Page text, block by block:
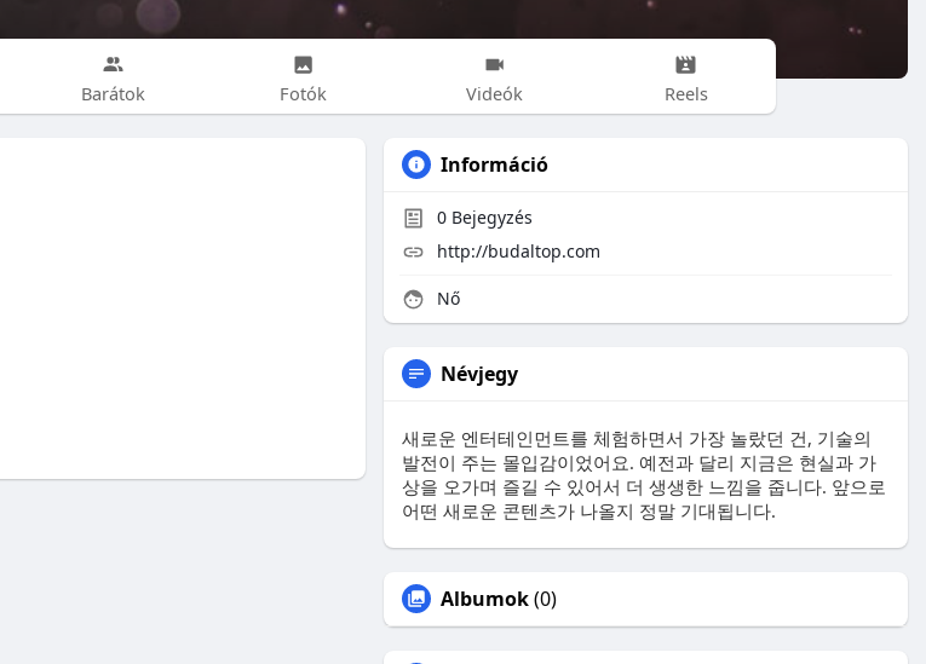
Barátok Fotók Videók Reels
Információ
0 Bejegyzés
http://budaltop.com
Nő
Névjegy
새로운 엔터테인먼트를 체험하면서 가장 놀랐던 건, 기술의
발전이 주는 몰입감이었어요. 예전과 달리 지금은 현실과 가
상을 오가며 즐길 수 있어서 더 생생한 느낌을 줍니다. 앞으로
어떤 새로운 콘텐츠가 나올지 정말 기대됩니다.
Albumok(0)